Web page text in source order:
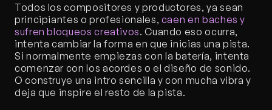
Todos los compositores y productores, ya sean
principiantes o profesionales, caen en baches y
sufren bloqueos creativos. Cuando eso ocurra,
intenta cambiar la forma en que inicias una pista.
Si normalmente empiezas con la batería, intenta
comenzar con los acordes o el diseño de sonido.
O construye una intro sencilla y con mucha vibra y
deja que inspire el resto de la pista.